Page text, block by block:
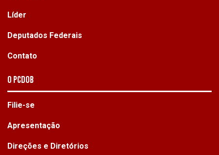
Líder
Deputados Federais
Contato
O PCdoB
Filie-se
Apresentação
Direções e Diretórios